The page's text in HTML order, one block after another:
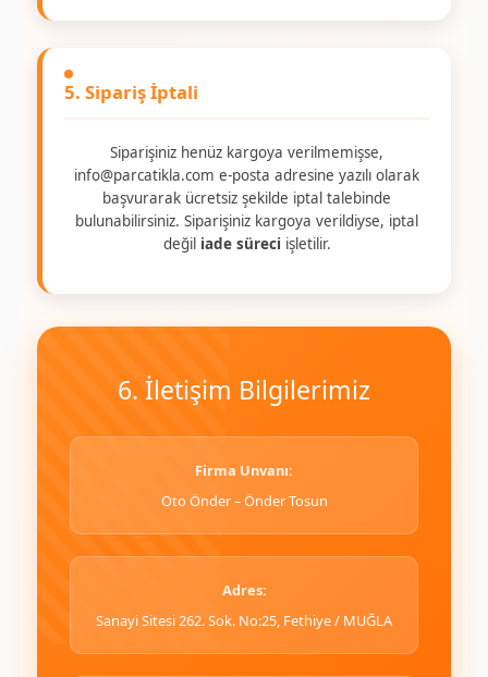
5. Sipariş İptali
Siparişiniz henüz kargoya verilmemişse,
info@parcatikla.com e-posta adresine yazılı olarak
başvurarak ücretsiz şekilde iptal talebinde
bulunabilirsiniz. Siparişiniz kargoya verildiyse, iptal
değil iade süreci işletilir.
6. İletişim Bilgilerimiz
Firma Unvanı:
Oto Önder – Önder Tosun
Adres:
Sanayi Sitesi 262. Sok. No:25, Fethiye / MUĞLA